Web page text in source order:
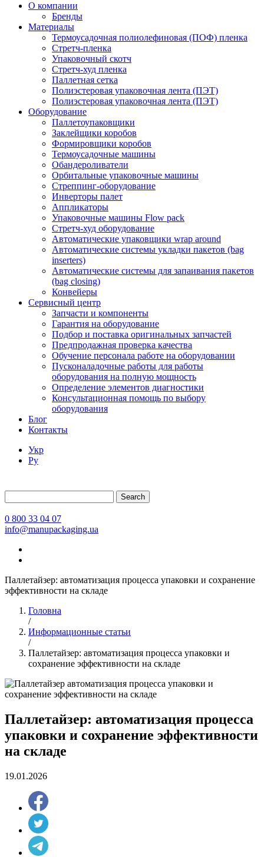
О компании
Бренды
Материалы
Термоусадочная полиолефиновая (ПОФ) пленка
Стретч-пленка
Упаковочный скотч
Стретч-худ пленка
Паллетная сетка
Полиэстеровая упаковочная лента (ПЭТ)
Полиэстеровая упаковочная лента (ПЭТ)
Оборудование
Паллетоупаковщики
Заклейщики коробов
Формировщики коробов
Термоусадочные машины
Обандероливатели
Орбитальные упаковочные машины
Стреппинг-оборудование
Инверторы палет
Аппликаторы
Упаковочные машины Flow pack
Стретч-худ оборудование
Автоматические упаковщики wrap around
Автоматические системы укладки пакетов (bag
inserters)
Автоматические системы для запаивания пакетов
(bag closing)
Конвейеры
Сервисный центр
Запчасти и компоненты
Гарантия на оборудование
Подбор и поставка оригинальных запчастей
Предпродажная проверка качества
Обучение персонала работе на оборудовании
Пусконаладочные работы для работы
оборудования на полную мощность
Определение элементов диагностики
Консультационная помощь по выбору
оборудования
Блог
Контакты
Укр
Ру
Search
0 800 33 04 07
info@manupackaging.ua
Паллетайзер: автоматизация процесса упаковки и сохранение
эффективности на складе
Головна
/
Информационные статьи
/
Паллетайзер: автоматизация процесса упаковки и
сохранение эффективности на складе
Паллетайзер: автоматизация процесса
упаковки и сохранение эффективности
на складе
19.01.2026